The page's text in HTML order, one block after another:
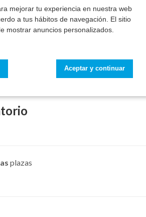
mejorar tu experiencia en nuestra web
a tus hábitos de navegación. El sitio
mostrar anuncios personalizados.
Aceptar y continuar
para alumnos de Formantia
plazas